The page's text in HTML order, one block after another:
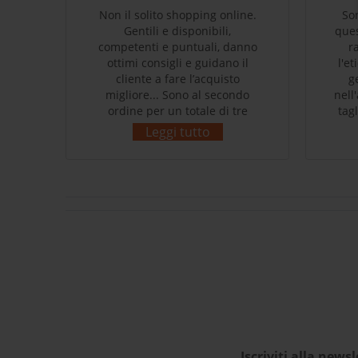
Non il solito shopping online.
Gentili e disponibili,
competenti e puntuali, danno
ottimi consigli e guidano il
cliente a fare l’acquisto
migliore... Sono al secondo
ordine per un totale di tre
prodotti acquistati. Massima
cura nell’imballaggio e nella
Leggi tutto